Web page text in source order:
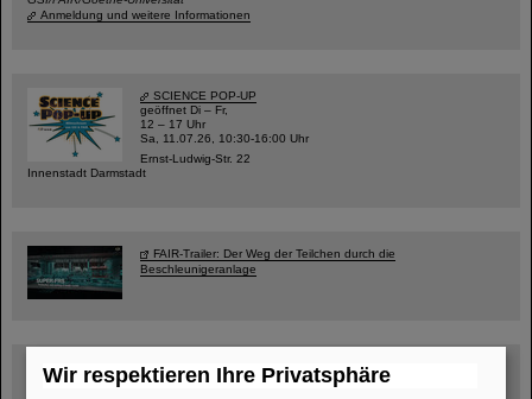
Anmeldung und weitere Informationen
SCIENCE POP-UP
geöffnet Di – Fr,
12 – 17 Uhr
Sa, 11.07.26, 10:30-16:00 Uhr
Ernst-Ludwig-Str. 22
Innenstadt Darmstadt
FAIR-Trailer: Der Weg der Teilchen durch die
Beschleunigeranlage
Rundflug über die FAIR-Baustelle
Wir respektieren Ihre Privatsphäre